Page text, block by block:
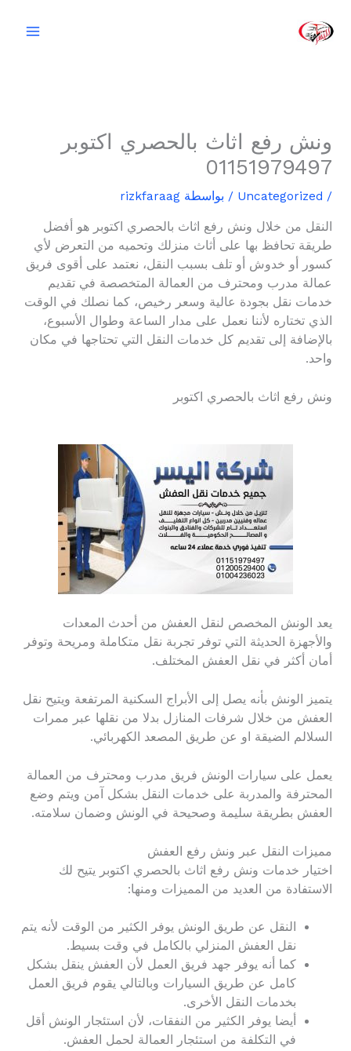
المحتوى
ونش رفع اثاث بالحصري اكتوبر
01151979497
/
Uncategorized / بواسطة rizkfaraag
النقل من خلال ونش رفع اثاث بالحصري اكتوبر هو أفضل
طريقة تحافظ بها على أثاث منزلك وتحميه من التعرض لأي
كسور أو خدوش أو تلف بسبب النقل، نعتمد على أقوى فريق
عمالة مدرب ومحترف من العمالة المتخصصة في تقديم
خدمات نقل بجودة عالية وسعر رخيص، كما نصلك في الوقت
الذي تختاره لأننا نعمل على مدار الساعة وطوال الأسبوع،
بالإضافة إلى تقديم كل خدمات النقل التي تحتاجها في مكان
واحد.
ونش رفع اثاث بالحصري اكتوبر
يعد الونش المخصص لنقل العفش من أحدث المعدات
والأجهزة الحديثة التي توفر تجربة نقل متكاملة ومريحة وتوفر
أمان أكثر في نقل العفش المختلف.
يتميز الونش بأنه يصل إلى الأبراج السكنية المرتفعة ويتيح نقل
العفش من خلال شرفات المنازل بدلا من نقلها عبر ممرات
السلالم الضيقة او عن طريق المصعد الكهربائي.
يعمل على سيارات الونش فريق مدرب ومحترف من العمالة
المحترفة والمدربة على خدمات النقل بشكل آمن ويتم وضع
العفش بطريقة سليمة وصحيحة في الونش وضمان سلامته.
مميزات النقل عبر ونش رفع العفش
اختيار خدمات ونش رفع اثاث بالحصري اكتوبر يتيح لك
الاستفادة من العديد من المميزات ومنها:
النقل عن طريق الونش يوفر الكثير من الوقت لأنه يتم
نقل العفش المنزلي بالكامل في وقت بسيط.
كما أنه يوفر جهد فريق العمل لأن العفش ينقل بشكل
كامل عن طريق السيارات وبالتالي يقوم فريق العمل
بخدمات النقل الأخرى.
أيضا يوفر الكثير من النفقات، لأن استئجار الونش أقل
في التكلفة من استئجار العمالة لحمل العفش.